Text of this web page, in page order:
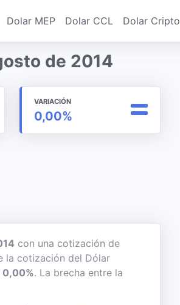
Dolar MEP Dolar CCL Dolar Cripto
de 2014
VARIACIÓN
0,00%
con una cotización de
la cotización del Dólar
0,00%. La brecha entre la